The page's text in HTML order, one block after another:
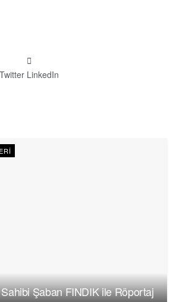
Twitter LinkedIn
Şaban FINDIK ile Röportaj